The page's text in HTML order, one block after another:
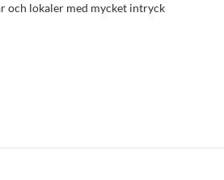
och lokaler med mycket intryck